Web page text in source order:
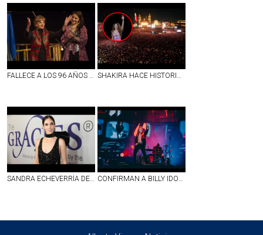
FALLECE A LOS 96 AÑOS ANA LUISA PELUFFO, ACTRIZ DE LA ÉPOCA DE ORO DEL CINE MEXICANO SHAKIRA HACE HISTORIA EN EL ZÓCALO CON MÁS DE 400 MIL ASISTENTES EN UNA NOCHE INOLVIDABLE
SANDRA ECHEVERRÍA DENUNCIA SER VÍCTIMA DE PRESUNTO FRAUDE MILLONARIO CONFIRMAN A BILLY IDOL PARA CERRAR FESTIVAL CULTURAL DE ZACATECAS 2026